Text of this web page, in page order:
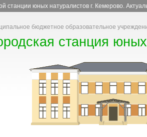
станции юных натуралистов г. Кемерово.
бюджетное образовательное
станция